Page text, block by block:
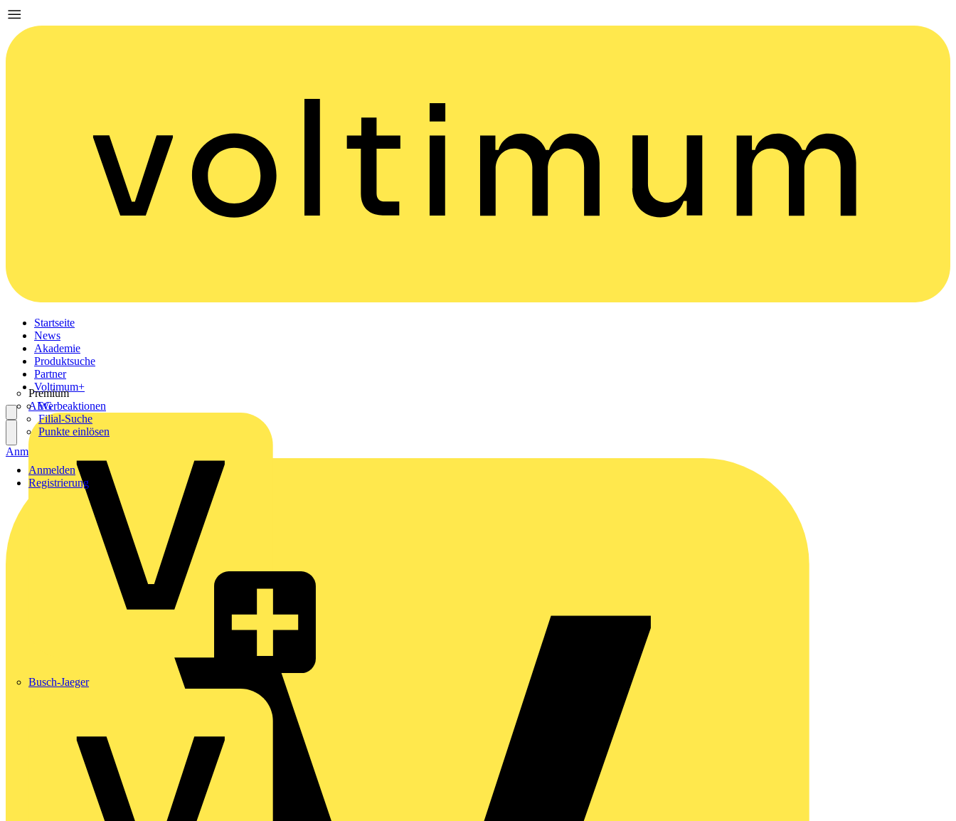
Startseite
News
Akademie
Produktsuche
Partner
Premium
AEG
Busch-Jaeger
Voltimum+
Werbeaktionen
Filial-Suche
Punkte einlösen
Anmelden
Registrierung
Anmelden